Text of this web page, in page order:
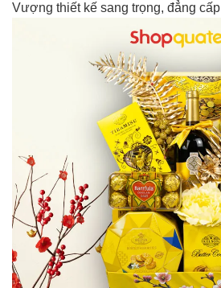
Vượng thiết kế sang trọng, đẳng cấp